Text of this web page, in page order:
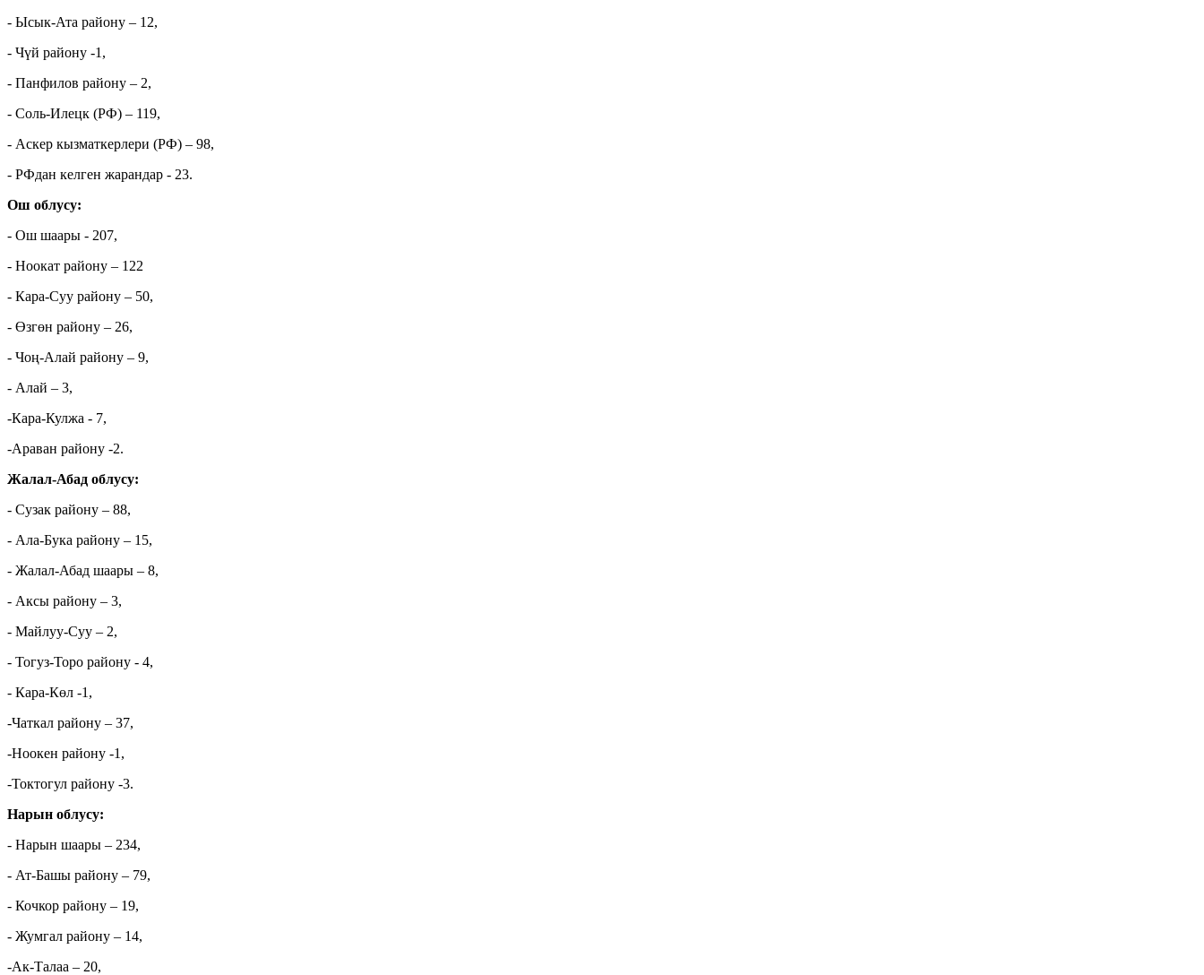
- Ысык-Ата району – 12,
- Чүй району -1,
- Панфилов району – 2,
- Соль-Илецк (РФ) – 119,
- Аскер кызматкерлери (РФ) – 98,
- РФдан келген жарандар - 23.
Ош облусу:
- Ош шаары - 207,
- Ноокат району – 122
- Кара-Суу району – 50,
- Өзгөн району – 26,
- Чоң-Алай району – 9,
- Алай – 3,
-Кара-Кулжа - 7,
-Араван району -2.
Жалал-Абад облусу:
- Сузак району – 88,
- Ала-Бука району – 15,
- Жалал-Абад шаары – 8,
- Аксы району – 3,
- Майлуу-Суу – 2,
- Тогуз-Торо району - 4,
- Кара-Көл -1,
-Чаткал району – 37,
-Ноокен району -1,
-Токтогул району -3.
Нарын облусу:
- Нарын шаары – 234,
- Ат-Башы району – 79,
- Кочкор району – 19,
- Жумгал району – 14,
-Ак-Талаа – 20,